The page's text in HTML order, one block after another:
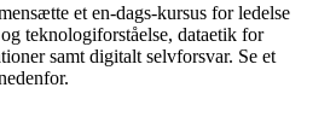
et en-dags-kursus for ledelse
teknologiforståelse, dataetik for
samt digitalt selvforsvar. Se et